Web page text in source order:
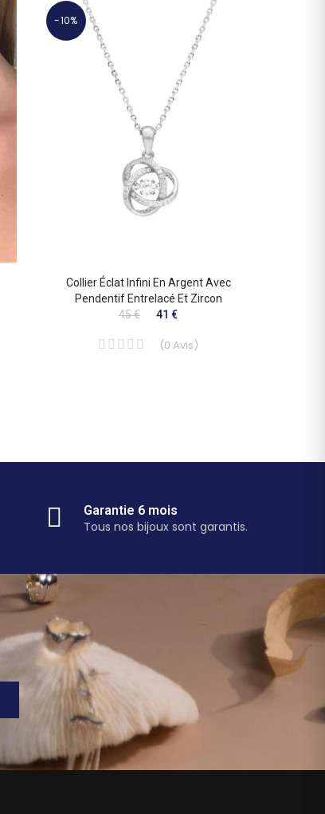
-10%
Collier Éclat Infini En Argent Avec
Pendentif Entrelacé Et Zircon
45 €
41 €
(0 Avis)
Garantie 6 mois
Tous nos bijoux sont garantis.